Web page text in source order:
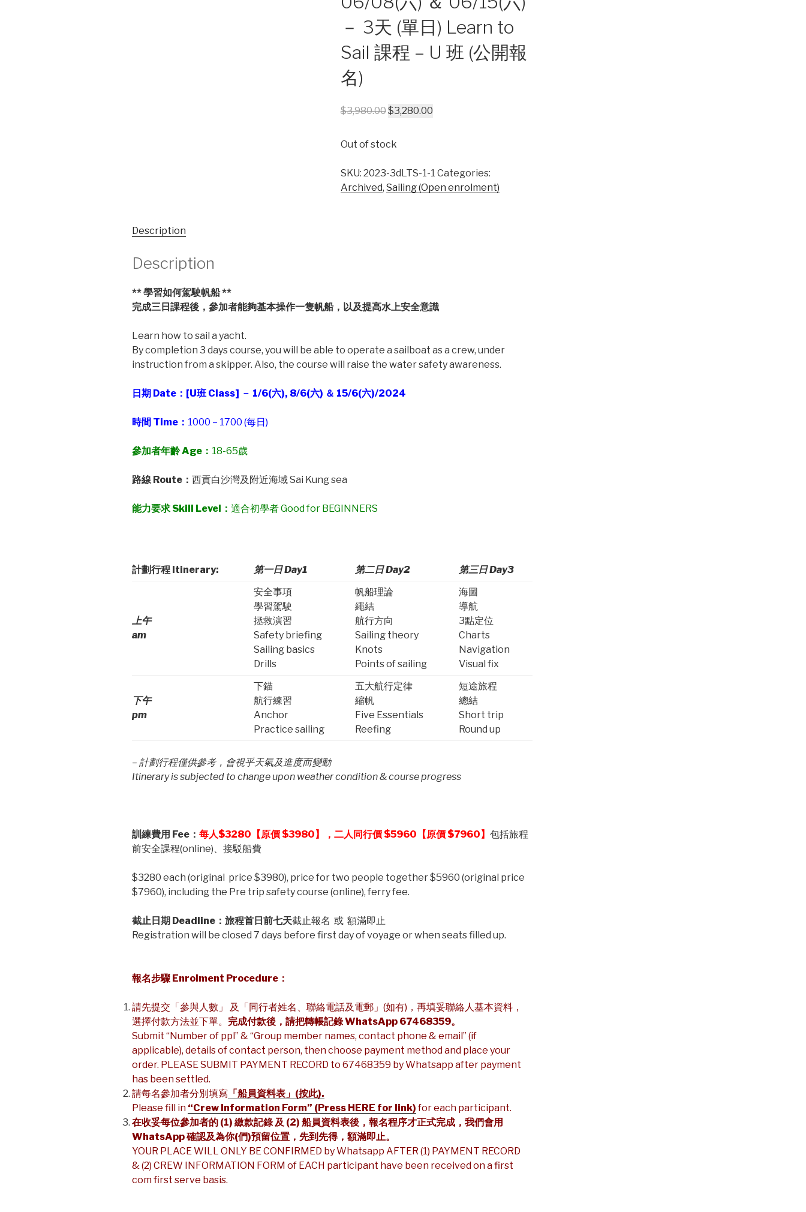
－ 3天 (單日) Learn to
Sail 課程 – U 班 (公開報
名)
$3,980.00$3,280.00
Out of stock
SKU: 2023-3dLTS-1-1 Categories:
Archived, Sailing (Open enrolment)
Description
Description
** 學習如何駕駛帆船 **
完成三日課程後，參加者能夠基本操作一隻帆船，以及提高水上安全意識
Learn how to sail a yacht.
By completion 3 days course, you will be able to operate a sailboat as a crew, under
instruction from a skipper. Also, the course will raise the water safety awareness.
日期 Date：[U班 Class] － 1/6(六), 8/6(六) ＆ 15/6(六)/2024
時間 Time ： 1000 – 1700 (每日)
參加者年齡Age ： 18-65歲
路線 Route ： 西貢白沙灣及附近海域 Sai Kung sea
能力要求Skill Level ： 適合初學者 Good for BEGINNERS
計劃行程 Itinerary: 第一日Day1 第二日Day2 第三日Day3
上午
am
安全事項
學習駕駛
拯救演習
Safety briefing
Sailing basics
Drills
帆船理論
繩結
航行方向
Sailing theory
Knots
Points of sailing
海圖
導航
3點定位
Charts
Navigation
Visual fix
下午
pm
下錨
航行練習
Anchor
Practice sailing
五大航行定律
縮帆
Five Essentials
Reefing
短途旅程
總結
Short trip
Round up
– 計劃行程僅供參考，會視乎天氣及進度而變動
Itinerary is subjected to change upon weather condition & course progress
訓練費用 Fee ： 每人$3280 【原價 $3980】，二人同行價 $5960【原價 $7960】 包括旅程
前安全課程(online)、接駁船費
$3280 each (original price $3980), price for two people together $5960 (original price
$7960), including the Pre trip safety course (online), ferry fee.
截止日期 Deadline ：旅程首日前七天截止報名 或 額滿即止
Registration will be closed 7 days before first day of voyage or when seats filled up.
報名步驟 Enrolment Procedure ：
請先提交「參與人數」 及「同行者姓名、聯絡電話及電郵」(如有)，再填妥聯絡人基本資料，
選擇付款方法並下單。 完成付款後，請把轉帳記錄 WhatsApp 67468359。
Submit “Number of ppl” & “Group member names, contact phone & email” (if
applicable), details of contact person, then choose payment method and place your
order. PLEASE SUBMIT PAYMENT RECORD to 67468359 by Whatsapp after payment
has been settled.
請每名參加者分別填寫 「船員資料表」 (按此).
Please fill in “Crew Information Form” (Press HERE for link)for each participant.
在收妥每位參加者的 (1) 繳款記錄及 (2) 船員資料表後，報名程序才正式完成，我們會用
WhatsApp確認及為你(們)預留位置，先到先得，額滿即止。
YOUR PLACE WILL ONLY BE CONFIRMED by Whatsapp AFTER (1) PAYMENT RECORD
& (2) CREW INFORMATION FORM of EACH participant have been received on a first
com first serve basis.